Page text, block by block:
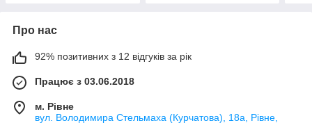
Про нас
92% позитивних з 12 відгуків за рік
Працює з 03.06.2018
м. Рівне
вул. Володимира Стельмаха (Курчатова), 18а, Рівне,